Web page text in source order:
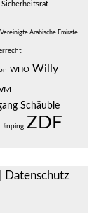
Sicherheitsrat
Vereinigte Arabische Emirate
WHO Willy
Schäuble
Jinping ZDF
Datenschutz